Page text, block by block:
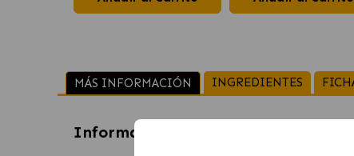
MÁS INFORMACIÓN INGREDIENTES
Información sobre